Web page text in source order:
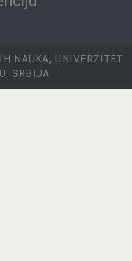
NAUKA, UNIVERZITET
SRBIJA